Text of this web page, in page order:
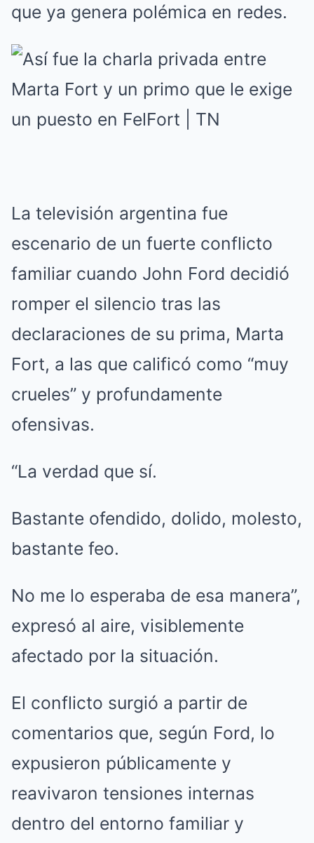
que ya genera polémica en redes.
La televisión argentina fue
escenario de un fuerte conflicto
familiar cuando John Ford decidió
romper el silencio tras las
declaraciones de su prima, Marta
Fort, a las que calificó como “muy
crueles” y profundamente
ofensivas.
“La verdad que sí.
Bastante ofendido, dolido, molesto,
bastante feo.
No me lo esperaba de esa manera”,
expresó al aire, visiblemente
afectado por la situación.
El conflicto surgió a partir de
comentarios que, según Ford, lo
expusieron públicamente y
reavivaron tensiones internas
dentro del entorno familiar y